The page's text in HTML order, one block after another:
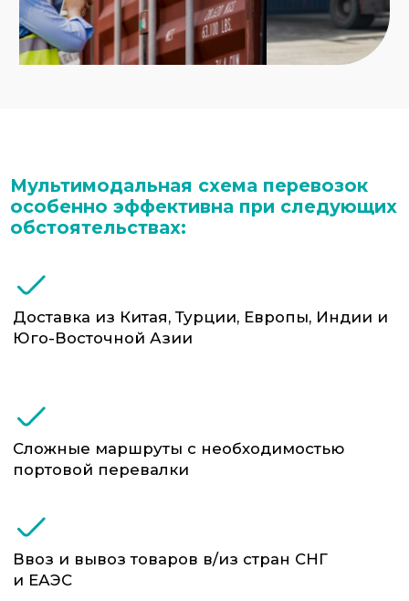
работ на терминалах и складах
Оформление транспортных документов
стыковок между видами транспорта
Разработка логистической схемы с учётом
сроков, бюджета, особенностей груза
Что входит в мультимодальные
перевозки от ФТС-Сервис:
Доставка в регионы России, где нет